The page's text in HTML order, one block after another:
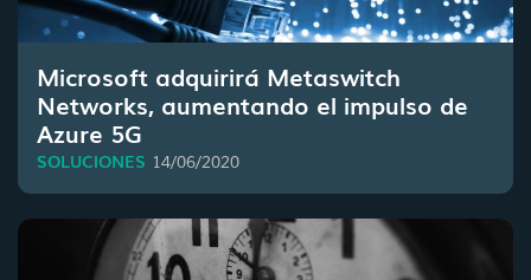
Microsoft adquirirá Metaswitch
Networks, aumentando el impulso de
Azure 5G
SOLUCIONES 14/06/2020